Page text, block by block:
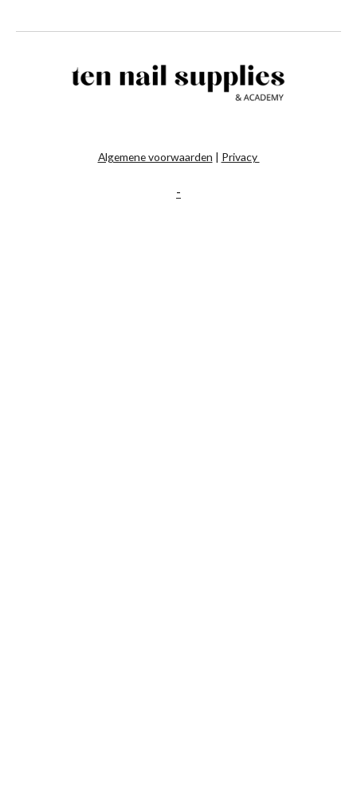
Algemene voorwaarden | Privacy
-